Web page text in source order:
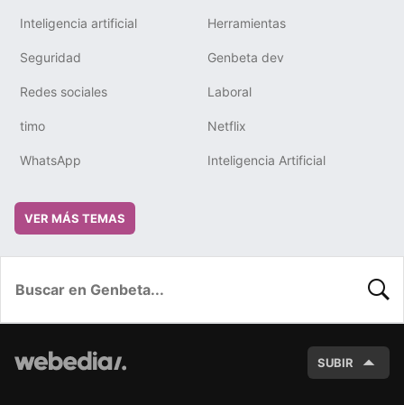
Inteligencia artificial Herramientas
Seguridad Genbeta dev
Redes sociales Laboral
timo Netflix
WhatsApp Inteligencia Artificial
VER MÁS TEMAS
SUBIR